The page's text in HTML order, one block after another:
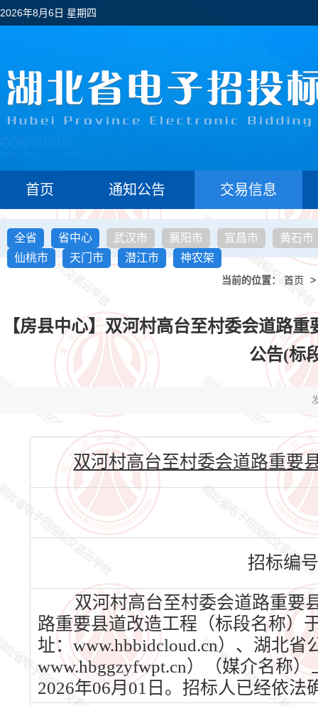
2026年8月6日 星期四
首页 通知公告 交易信息
全省 省中心 武汉市 襄阳市 宜昌市
黄石市
仙桃市
天门市 潜江市 神农架
当前的位置： 首页 >
【房县中心】双河村高台至村委会道路
公告(标
双河村高台至村委会道路重要
招标编
双河村高台至村委会道路重要
路重要县道改造工程（标段名称）
址：www.hbbidcloud.cn）、湖北
www.hbggzyfwpt.cn）（媒介名称
2026年06月01日。招标人已经依